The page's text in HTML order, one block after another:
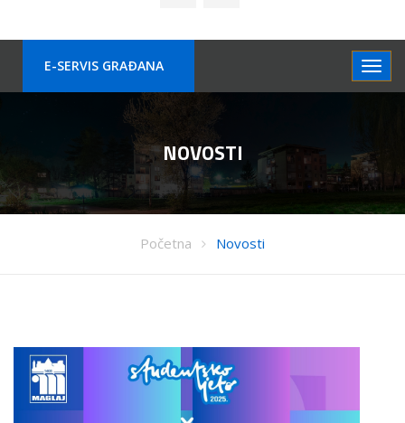
E-SERVIS GRAÐANA
NOVOSTI
Početna Novosti